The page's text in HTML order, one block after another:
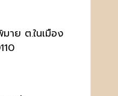
าย ต.ในเมือง